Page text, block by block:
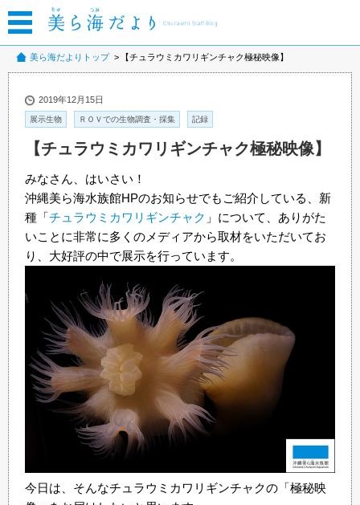
美ら海だよりトップ 【チュラウミカワリギンチャク極秘映像】
2019年12月15日
展示生物 ＲＯＶでの生物調査・採集 記録
【チュラウミカワリギンチャク極秘映像】
みなさん、はいさい！
沖縄美ら海水族館HPのお知らせでもご紹介している、新
種「チュラウミカワリギンチャク 」について、ありがた
いことに非常に多くのメディアから取材をいただいてお
り、大好評の中で展示を行っています。
今日は、そんなチュラウミカワリギンチャクの「極秘映